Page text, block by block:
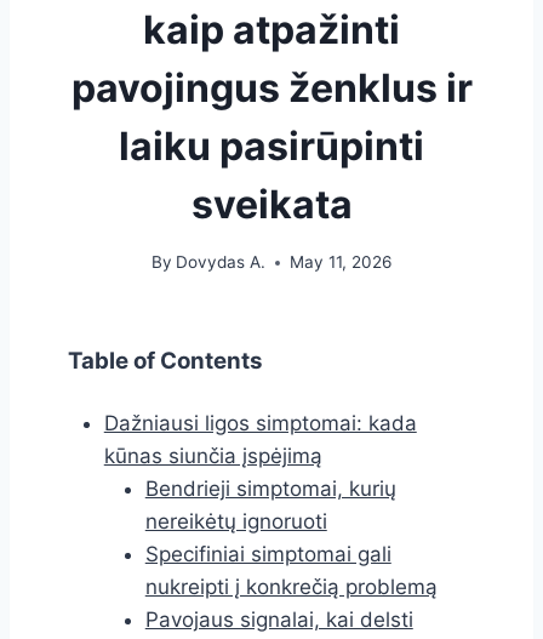
kaip atpažinti
pavojingus ženklus ir
laiku pasirūpinti
sveikata
By Dovydas A. May 11, 2026
Table of Contents
Dažniausi ligos simptomai: kada
kūnas siunčia įspėjimą
Bendrieji simptomai, kurių
nereikėtų ignoruoti
Specifiniai simptomai gali
nukreipti į konkrečią problemą
Pavojaus signalai, kai delsti